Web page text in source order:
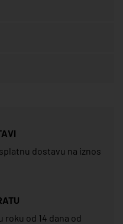
dostavu na iznos
roku od 14 dana od